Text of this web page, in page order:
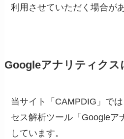
利用させていただく場合が
Googleアナリティクス
当サイト「CAMPDIG」で
セス解析ツール「Googleア
しています。